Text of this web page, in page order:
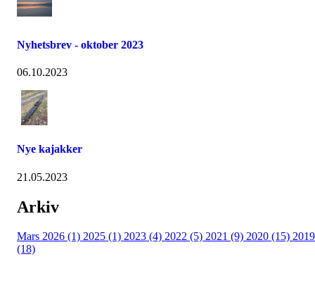
Nyhetsbrev - oktober 2023
06.10.2023
Nye kajakker
21.05.2023
Arkiv
Mars 2026 (1) 2025 (1) 2023 (4) 2022 (5) 2021 (9) 2020 (15) 2019
(18)